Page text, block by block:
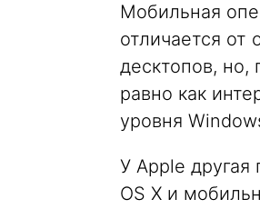
Мобильная
отличается
десктопов,
равно как
уровня
У Apple
OS X и